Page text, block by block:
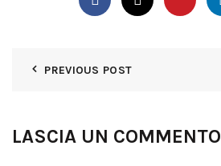
PREVIOUS POST
LASCIA UN COMMENTO